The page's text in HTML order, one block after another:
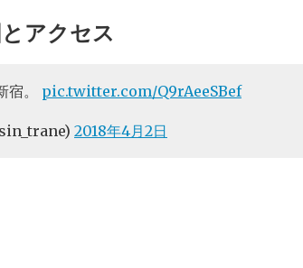
アクセス
宿。 pic.twitter.com/Q9rAeeSBef
2018年4月2日